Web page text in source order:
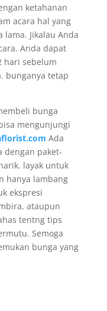
ketahanan
acara hal yang
Jikalau Anda
Anda dapat
hari sebelum
bunganya tetap
bunga
mengunjungi
Ada
dengan paket-
layak untuk
hanya lambang
ekspresi
ataupun
tentng tips
Semoga
bunga yang